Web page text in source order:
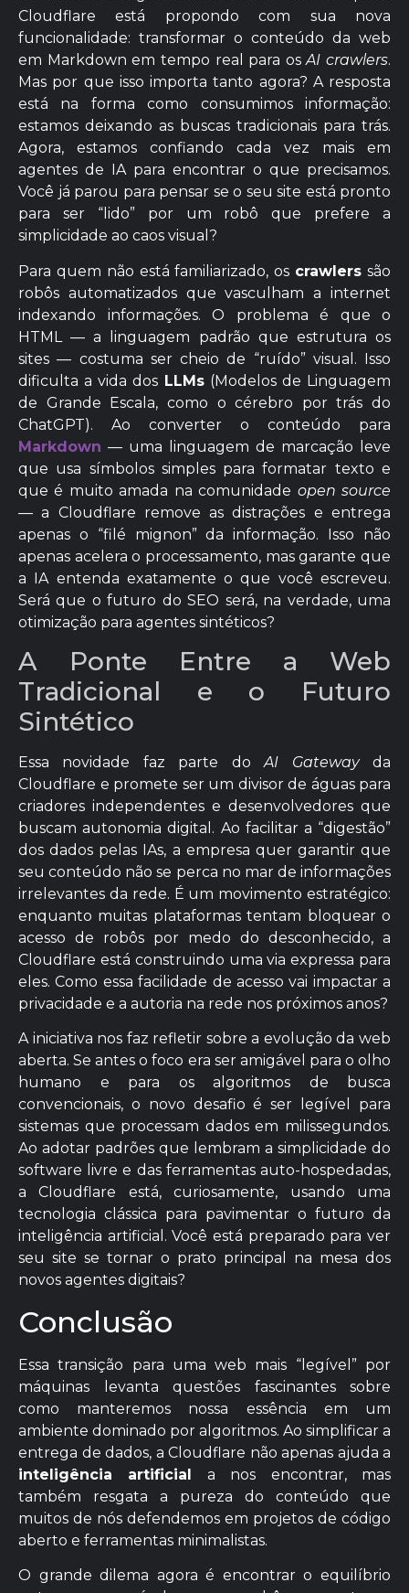
Cloudflare está propondo com sua nova
funcionalidade: transformar o conteúdo da web
em Markdown em tempo real para osAI crawlers.
Mas por que isso importa tanto agora? A resposta
está na forma como consumimos informação:
estamos deixando as buscas tradicionais para trás.
Agora, estamos confiando cada vez mais em
agentes de IA para encontrar o que precisamos.
Você já parou para pensar se o seu site está pronto
para ser “lido” por um robô que prefere a
simplicidade ao caos visual?
Para quem não está familiarizado, os crawlers são
robôs automatizados que vasculham a internet
indexando informações. O problema é que o
HTML — a linguagem padrão que estrutura os
sites — costuma ser cheio de “ruído” visual. Isso
dificulta a vida dos LLMs(Modelos de Linguagem
de Grande Escala, como o cérebro por trás do
ChatGPT). Ao converter o conteúdo para
Markdown — uma linguagem de marcação leve
que usa símbolos simples para formatar texto e
que é muito amada na comunidade open source
— a Cloudflare remove as distrações e entrega
apenas o “filé mignon” da informação. Isso não
apenas acelera o processamento, mas garante que
a IA entenda exatamente o que você escreveu.
Será que o futuro do SEO será, na verdade, uma
otimização para agentes sintéticos?
A Ponte Entre a Web
Tradicional e o Futuro
Sintético
Essa novidade faz parte doAI Gatewayda
Cloudflare e promete ser um divisor de águas para
criadores independentes e desenvolvedores que
buscam autonomia digital. Ao facilitar a “digestão”
dos dados pelas IAs, a empresa quer garantir que
seu conteúdo não se perca no mar de informações
irrelevantes da rede. É um movimento estratégico:
enquanto muitas plataformas tentam bloquear o
acesso de robôs por medo do desconhecido, a
Cloudflare está construindo uma via expressa para
eles. Como essa facilidade de acesso vai impactar a
privacidade e a autoria na rede nos próximos anos?
A iniciativa nos faz refletir sobre a evolução da web
aberta. Se antes o foco era ser amigável para o olho
humano e para os algoritmos de busca
convencionais, o novo desafio é ser legível para
sistemas que processam dados em milissegundos.
Ao adotar padrões que lembram a simplicidade do
software livre e das ferramentas auto-hospedadas,
a Cloudflare está, curiosamente, usando uma
tecnologia clássica para pavimentar o futuro da
inteligência artificial. Você está preparado para ver
seu site se tornar o prato principal na mesa dos
novos agentes digitais?
Conclusão
Essa transição para uma web mais “legível” por
máquinas levanta questões fascinantes sobre
como manteremos nossa essência em um
ambiente dominado por algoritmos. Ao simplificar a
entrega de dados, a Cloudflare não apenas ajuda a
inteligência artificial a nos encontrar, mas
também resgata a pureza do conteúdo que
muitos de nós defendemos em projetos de código
aberto e ferramentas minimalistas.
O grande dilema agora é encontrar o equilíbrio